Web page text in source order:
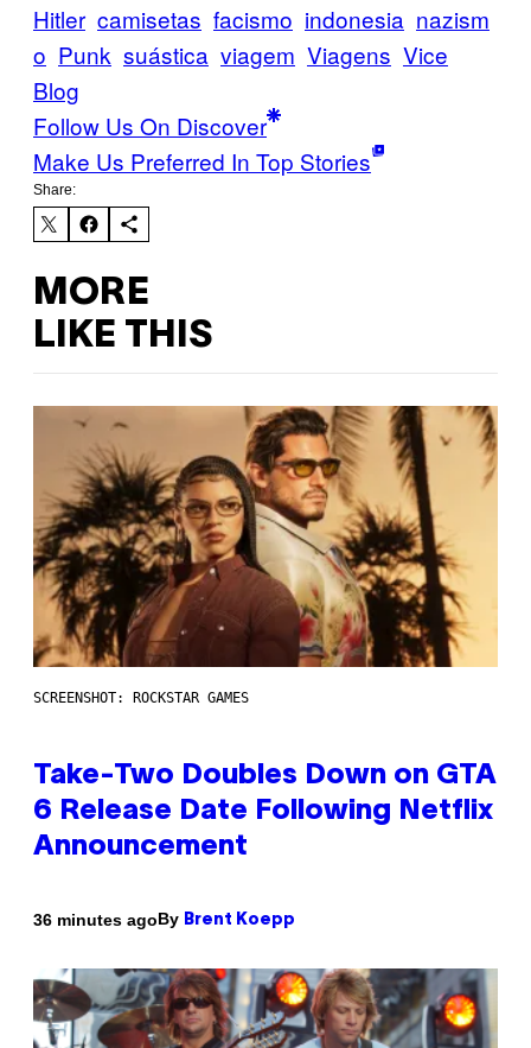
Hitler camisetas facismo indonesia nazism
o Punk suástica viagem Viagens Vice
Blog
Follow Us On Discover
Make Us Preferred In Top Stories
Share:
MORE
LIKE THIS
SCREENSHOT: ROCKSTAR GAMES
Take-Two Doubles Down on GTA
6 Release Date Following Netflix
Announcement
36 minutes agoBy Brent Koepp